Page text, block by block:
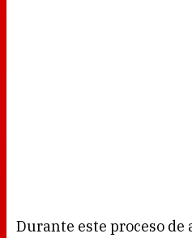
Durante este proceso